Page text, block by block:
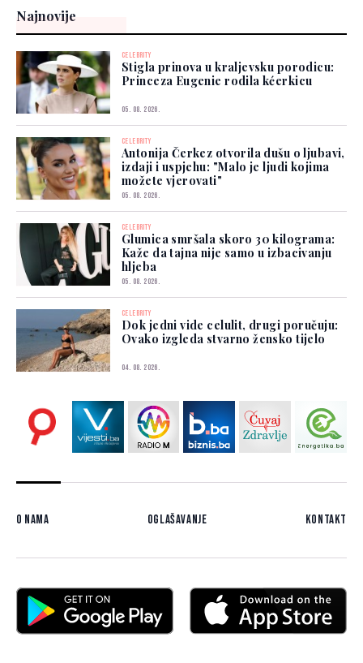
Najnovije
CELEBRITY
Stigla prinova u kraljevsku porodicu:
Princeza Eugenie rodila kćerkicu
05. 08. 2026.
CELEBRITY
Antonija Čerkez otvorila dušu o ljubavi,
izdaji i uspjehu: "Malo je ljudi kojima
možete vjerovati"
05. 08. 2026.
CELEBRITY
Glumica smršala skoro 30 kilograma:
Kaže da tajna nije samo u izbacivanju
hljeba
05. 08. 2026.
CELEBRITY
Dok jedni vide celulit, drugi poručuju:
Ovako izgleda stvarno žensko tijelo
04. 08. 2026.
O nama Oglašavanje Kontakt